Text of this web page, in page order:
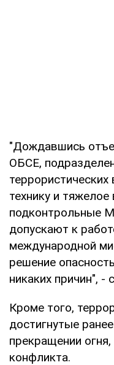
"Дождавшись
ОБСЕ,
технику и
подконтрольные
допускают к
международной
решение
никаких причин", -
Кроме того,
достигнутые
прекращении
конфликта.